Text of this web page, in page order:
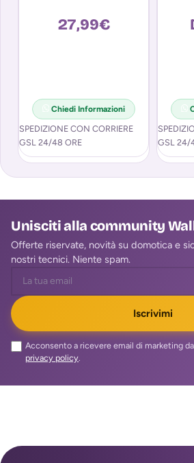
27,99€
Chiedi Informazioni
SPEDIZIONE CON CORRIERE
GSL 24/48 ORE
GSL 24/
Unisciti alla community
Offerte riservate, novità su domotica e
nostri tecnici. Niente spam.
Iscrivimi
Acconsento a ricevere email di marketing
privacy policy